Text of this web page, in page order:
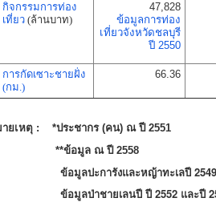
กิจกรรมการท่อง
เที่ยว(ล้านบาท)
47,828
ข้อมูลการท่อง
เที่ยวจังหวัดชลบุรี
ปี 2550
การกัดเซาะชายฝั่ง
(กม.)
66.36
ยเหตุ : *ประชากร (คน) ณ ปี 2551
ข้อมูล ณ ปี 2558
ข้อมูลปะการังและหญ้าทะเลปี
ข้อมูลป่าชายเลนปี ปี 2552 และปี